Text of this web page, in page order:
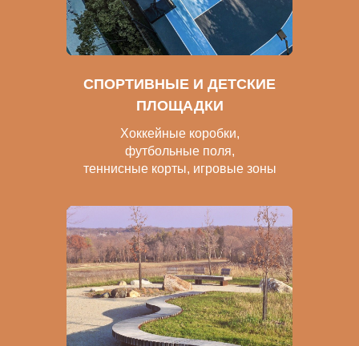
СПОРТИВНЫЕ И ДЕТСКИЕ
ПЛОЩАДКИ
Хоккейные коробки,
футбольные поля,
теннисные корты, игровые зоны